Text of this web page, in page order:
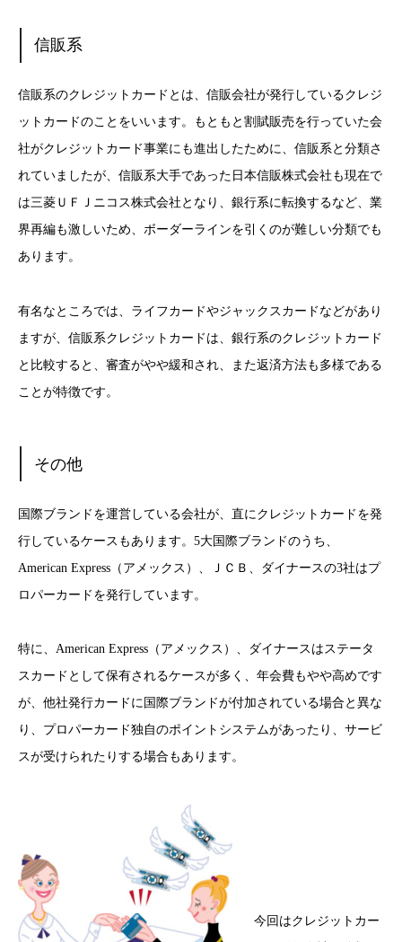
信販系
信販系のクレジットカードとは、信販会社が発行しているクレジ
ットカードのことをいいます。もともと割賦販売を行っていた会
社がクレジットカード事業にも進出したために、信販系と分類さ
れていましたが、信販系大手であった日本信販株式会社も現在で
は三菱ＵＦＪニコス株式会社となり、銀行系に転換するなど、業
界再編も激しいため、ボーダーラインを引くのが難しい分類でも
あります。
有名なところでは、ライフカードやジャックスカードなどがあり
ますが、信販系クレジットカードは、銀行系のクレジットカード
と比較すると、審査がやや緩和され、また返済方法も多様である
ことが特徴です。
その他
国際ブランドを運営している会社が、直にクレジットカードを発
行しているケースもあります。5大国際ブランドのうち、
American Express（アメックス）、ＪＣＢ、ダイナースの3社はプ
ロパーカードを発行しています。
特に、American Express（アメックス）、ダイナースはステータ
スカードとして保有されるケースが多く、年会費もやや高めです
が、他社発行カードに国際ブランドが付加されている場合と異な
り、プロパーカード独自のポイントシステムがあったり、サービ
スが受けられたりする場合もあります。
今回はクレジットカー